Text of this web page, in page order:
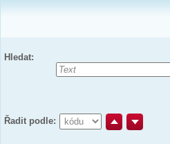
Hledat:
Řadit podle: